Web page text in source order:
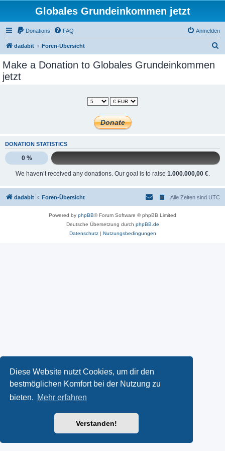
Diese Website nutzt Cookies, um dir den
bestmöglichen Komfort bei der Nutzung zu
bieten. Mehr erfahren
Verstanden!
Globales Grundeinkommen jetzt
Donations FAQ Anmelden
dadabit Foren-Übersicht
Make a Donation to Globales Grundeinkommen
jetzt
DONATION STATISTICS
0 %
We haven’t received any donations. Our goal is to raise 1.000.000,00 €.
dadabit Foren-Übersicht Alle Zeiten sind UTC
Powered by phpBB® Forum Software © phpBB Limited
Deutsche Übersetzung durch phpBB.de
Datenschutz| Nutzungsbedingungen